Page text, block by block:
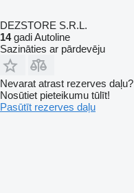
DEZSTORE S.R.L.
14gadi Autoline
Sazināties ar pārdevēju
Nevarat atrast rezerves daļu?
Nosūtiet pieteikumu tūlīt!
Pasūtīt rezerves daļu